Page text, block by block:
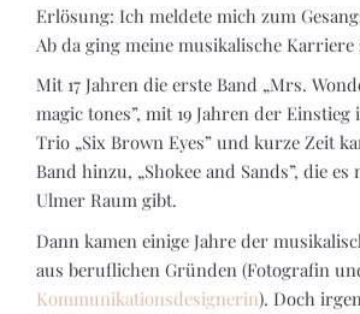
Erlösung: Ich meldete mich zum
Ab da ging meine musikalische Karriere
Mit 17 Jahren die erste Band „Mrs.
magic tones”, mit 19 Jahren der Einstieg
Trio „Six Brown Eyes” und kurze Zeit
Band hinzu, „Shokee and Sands”, die
Ulmer Raum gibt.
Dann kamen einige Jahre der
aus beruflichen Gründen (Fotografin
Kommunikationsdesignerin). Doch